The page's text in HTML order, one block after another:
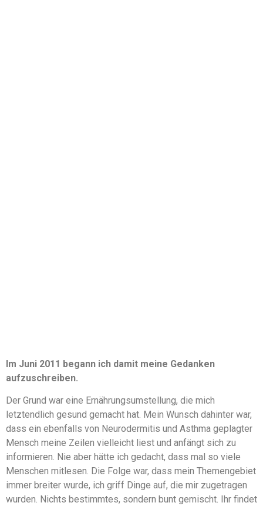
Im Juni 2011 begann ich damit meine Gedanken
aufzuschreiben.
Der Grund war eine Ernährungsumstellung, die mich
letztendlich gesund gemacht hat. Mein Wunsch dahinter war,
dass ein ebenfalls von Neurodermitis und Asthma geplagter
Mensch meine Zeilen vielleicht liest und anfängt sich zu
informieren. Nie aber hätte ich gedacht, dass mal so viele
Menschen mitlesen. Die Folge war, dass mein Themengebiet
immer breiter wurde, ich griff Dinge auf, die mir zugetragen
wurden. Nichts bestimmtes, sondern bunt gemischt. Ihr findet